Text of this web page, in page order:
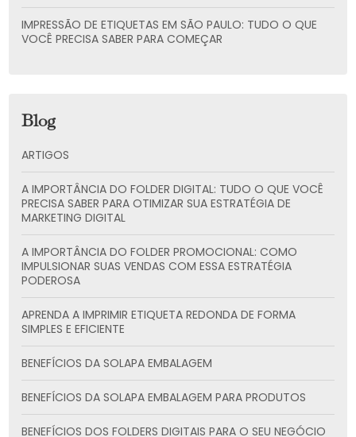
IMPRESSÃO DE ETIQUETAS EM SÃO PAULO: TUDO O QUE
VOCÊ PRECISA SABER PARA COMEÇAR
Blog
ARTIGOS
A IMPORTÂNCIA DO FOLDER DIGITAL: TUDO O QUE VOCÊ
PRECISA SABER PARA OTIMIZAR SUA ESTRATÉGIA DE
MARKETING DIGITAL
A IMPORTÂNCIA DO FOLDER PROMOCIONAL: COMO
IMPULSIONAR SUAS VENDAS COM ESSA ESTRATÉGIA
PODEROSA
APRENDA A IMPRIMIR ETIQUETA REDONDA DE FORMA
SIMPLES E EFICIENTE
BENEFÍCIOS DA SOLAPA EMBALAGEM
BENEFÍCIOS DA SOLAPA EMBALAGEM PARA PRODUTOS
BENEFÍCIOS DOS FOLDERS DIGITAIS PARA O SEU NEGÓCIO